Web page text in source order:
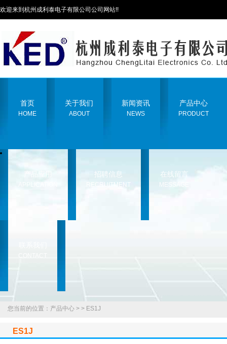
欢迎来到杭州成利泰电子有限公司公司网站!!
首页
HOME
关于我们
ABOUT
新闻资讯
NEWS
产品中心
PRODUCT
产品应用 招聘信息
RECRUITMENT
在线留言
MESSAGE
您当前的位置：产品中心 > > ES1J
ES1J